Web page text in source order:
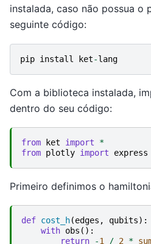
instalada, caso não possua o
seguinte código:
pip install ket-lang
Com a biblioteca instalada,
dentro do seu código:
from ket import
*
from plotly import express
Primeiro definimos o
def cost_h(edges , qubits):
with obs ():
return
-1 / 2 *